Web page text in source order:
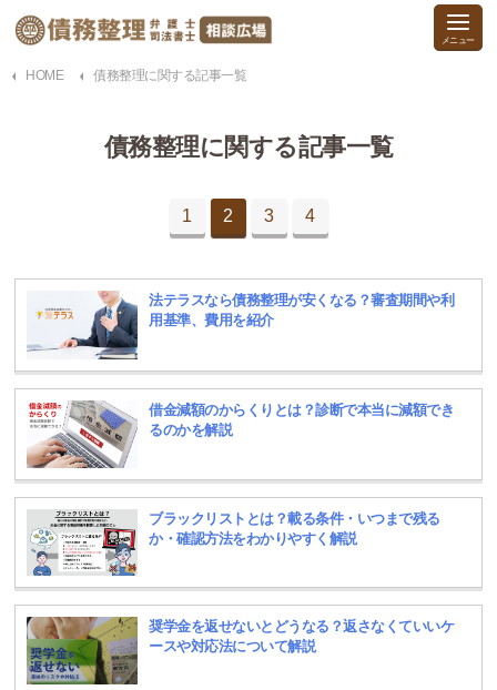
HOME 債務整理に関する記事一覧
債務整理に関する記事一覧
1 2 3 4
法テラスなら債務整理が安くなる？審査期間や利
用基準、費用を紹介
借金減額のからくりとは？診断で本当に減額でき
るのかを解説
ブラックリストとは？載る条件・いつまで残る
か・確認方法をわかりやすく解説
奨学金を返せないとどうなる？返さなくていいケ
ースや対応法について解説